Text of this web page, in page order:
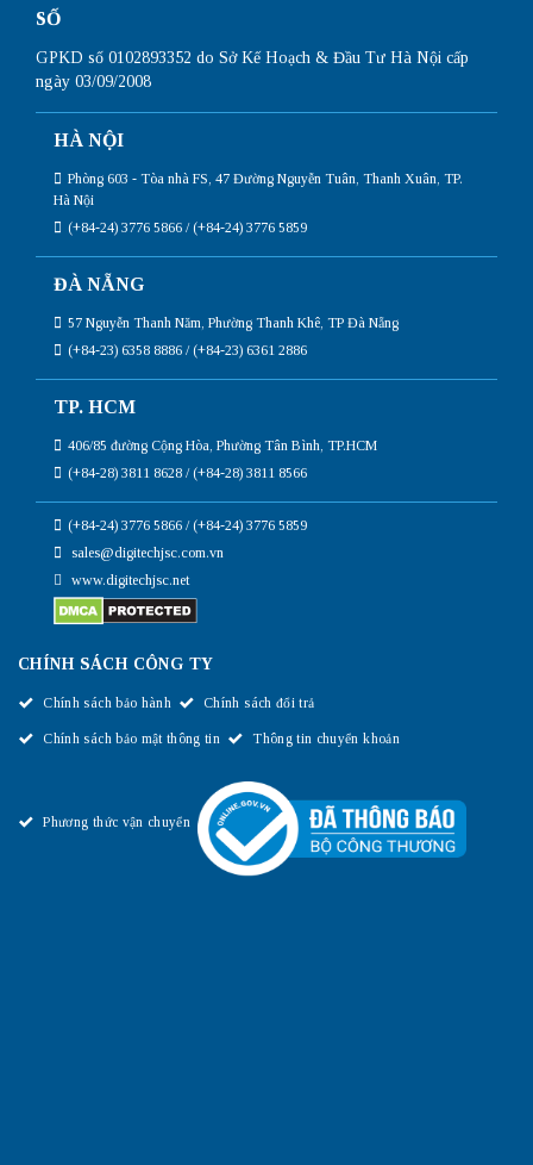
SỐ
GPKD số 0102893352 do Sở Kế Hoạch & Đầu Tư Hà Nội cấp
ngày 03/09/2008
HÀ NỘI
Phòng 603 - Tòa nhà FS, 47 Đường Nguyễn Tuân, Thanh Xuân, TP.
Hà Nội
(+84-24) 3776 5866 / (+84-24) 3776 5859
ĐÀ NẴNG
57 Nguyễn Thanh Năm, Phường Thanh Khê, TP Đà Nẵng
(+84-23) 6358 8886 / (+84-23) 6361 2886
TP. HCM
406/85 đường Cộng Hòa, Phường Tân Bình, TP.HCM
(+84-28) 3811 8628 / (+84-28) 3811 8566
(+84-24) 3776 5866 / (+84-24) 3776 5859
sales@digitechjsc.com.vn
www.digitechjsc.net
CHÍNH SÁCH CÔNG TY
Chính sách bảo hành Chính sách đổi trả
Chính sách bảo mật thông tin Thông tin chuyển khoản
Phương thức vận chuyển